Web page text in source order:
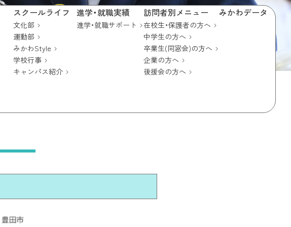
スクールライフ
文化部
運動部
みかわStyle
学校行事
キャンパス紹介
進学・就職実績
進学・就職サポート
訪問者別メニュー
在校生・保護者の方へ
中学生の方へ
卒業生(同窓会)の方へ
企業の方へ
後援会の方へ
みかわデータ